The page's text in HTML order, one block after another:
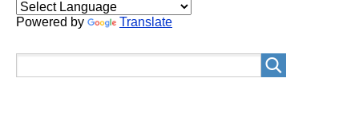
Powered by Translate